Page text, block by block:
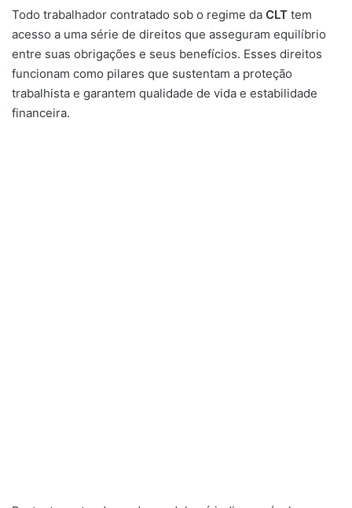
Todo trabalhador contratado sob o regime da CLT tem
acesso a uma série de direitos que asseguram equilíbrio
entre suas obrigações e seus benefícios. Esses direitos
funcionam como pilares que sustentam a proteção
trabalhista e garantem qualidade de vida e estabilidade
financeira.